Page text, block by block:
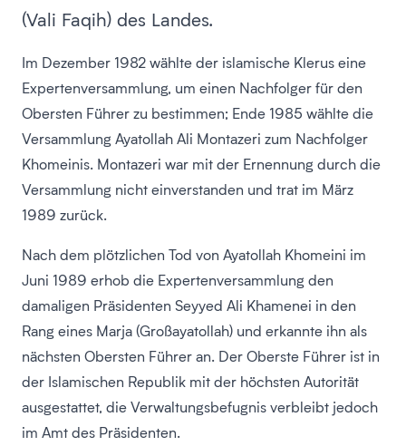
(Vali Faqih) des Landes.
Im Dezember 1982 wählte der islamische Klerus eine
Expertenversammlung, um einen Nachfolger für den
Obersten Führer zu bestimmen; Ende 1985 wählte die
Versammlung Ayatollah Ali Montazeri zum Nachfolger
Khomeinis. Montazeri war mit der Ernennung durch die
Versammlung nicht einverstanden und trat im März
1989 zurück.
Nach dem plötzlichen Tod von Ayatollah Khomeini im
Juni 1989 erhob die Expertenversammlung den
damaligen Präsidenten Seyyed Ali Khamenei in den
Rang eines Marja (Großayatollah) und erkannte ihn als
nächsten Obersten Führer an. Der Oberste Führer ist in
der Islamischen Republik mit der höchsten Autorität
ausgestattet, die Verwaltungsbefugnis verbleibt jedoch
im Amt des Präsidenten.